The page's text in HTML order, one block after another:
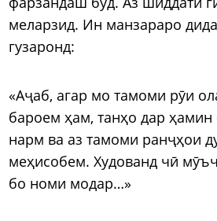
меларзид. Ин манзараро
гузаронд:
«Аҷаб, агар мо тамоми рӯи
бароем ҳам, танҳо дар ҳамин
нарм ва аз тамоми ранҷҳои
меҳисобем. Худованд чӣ
бо номи модар…»